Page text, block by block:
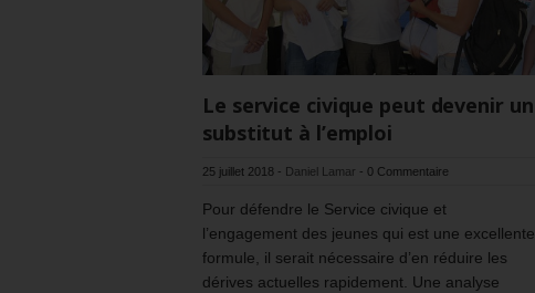
Le service civique peut devenir un
substitut à l’emploi
25 juillet 2018 - Daniel Lamar - 0 Commentaire
Pour défendre le Service civique et
l’engagement des jeunes qui est une excellente
formule, il serait nécessaire d’en réduire les
dérives actuelles rapidement. Une analyse